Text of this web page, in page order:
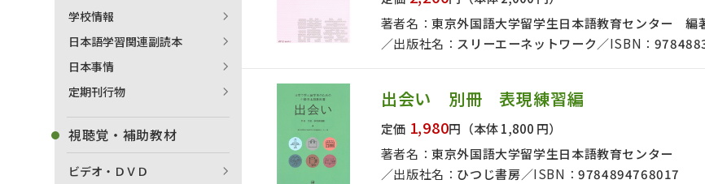
著者名：東京外国語大学留学生日本語教育センター 編
出版社名： スリーエーネットワーク ISBN：
出会い 別冊 表現練習編
定価 1,980円 （本体 1,800 円）
著者名：東京外国語大学留学生日本語教育センター
出版社名： ひつじ書房 ISBN：9784894768017
学校情報
日本語学習関連副読本
日本事情
定期刊行物
視聴覚・補助教材
ビデオ・ＤＶＤ